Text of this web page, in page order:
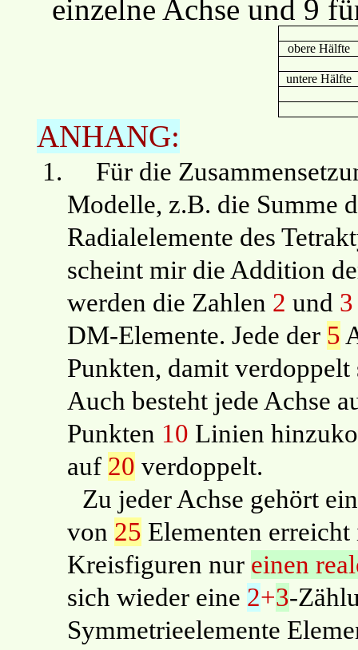
einzelne Achse und 9
obere Hälfte
untere Hälfte
ANHANG:
1.
Für die
Modelle, z.B. die Summe
Radialelemente des
scheint mir die Addition
werden die Zahlen 2 und 3
DM-Elemente. Jede der 5
Punkten, damit
Auch besteht jede Achse
Punkten 10 Linien
auf 20 verdoppelt.
Zu jeder Achse gehört
von 25 Elementen
Kreisfiguren nur einen
sich wieder eine 2+3-
Symmetrieelemente